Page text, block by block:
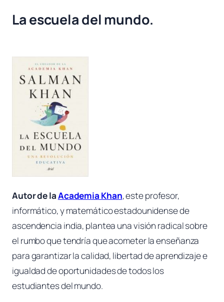
La escuela del mundo.
Autor de laAcademia Khan, este profesor,
informático, y matemático estadounidense de
ascendencia india, plantea una visión radical sobre
el rumbo que tendría que acometer la enseñanza
para garantizar la calidad, libertad de aprendizaje e
igualdad de oportunidades de todos los
estudiantes del mundo.